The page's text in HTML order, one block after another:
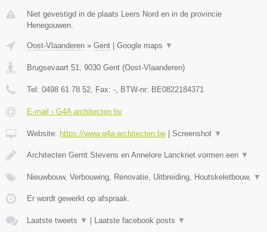
Niet gevestigd in de plaats Leers Nord en in de provincie
Henegouwen.
Oost-Vlaanderen » Gent Google maps ▼
Brugsevaart 51 9030 Gent (Oost-Vlaanderen)
Tel: 0498 61 78 52 , Fax: - , BTW-nr: BE0822184371
E-mail › G4A architecten bv
Website: https://www.g4a-architecten.be Screenshot ▼
Architecten Gerrit Stevens en Annelore Lanckriet vormen een ▼
Nieuwbouw, Verbouwing, Renovatie, Uitbreiding, Houtskeletbouw, ▼
Er wordt gewerkt op afspraak.
Laatste tweets ▼ Laatste facebook posts ▼